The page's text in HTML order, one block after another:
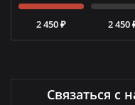
2 450 ₽ 2 450
Связаться с